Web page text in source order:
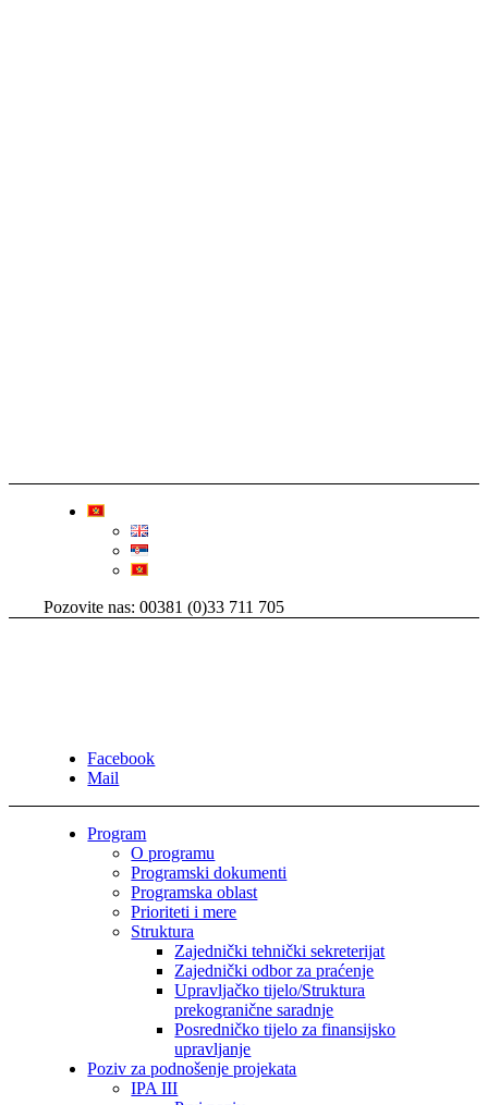
Pozovite nas: 00381 (0)33 711 705
Facebook
Mail
Program
O programu
Programski dokumenti
Programska oblast
Prioriteti i mere
Struktura
Zajednički tehnički sekreterijat
Zajednički odbor za praćenje
Upravljačko tijelo/Struktura
prekogranične saradnje
Posredničko tijelo za finansijsko
upravljanje
Poziv za podnošenje projekata
IPA III